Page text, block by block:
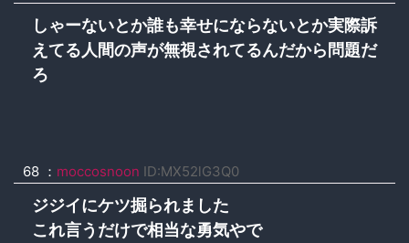
しゃーないとか誰も幸せにならないとか実際訴
えてる人間の声が無視されてるんだから問題だ
ろ
68 ： moccosnoon ID:MX52lG3Q0
ジジイにケツ掘られました
これ言うだけで相当な勇気やで